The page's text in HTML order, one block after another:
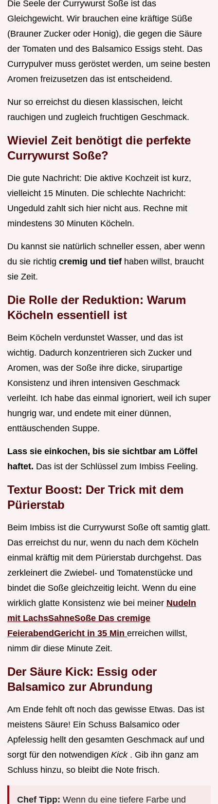
Die Seele der Currywurst Soße ist das
Gleichgewicht. Wir brauchen eine kräftige Süße
(Brauner Zucker oder Honig), die gegen die Säure
der Tomaten und des Balsamico Essigs steht. Das
Currypulver muss geröstet werden, um seine besten
Aromen freizusetzen das ist entscheidend.
Nur so erreichst du diesen klassischen, leicht
rauchigen und zugleich fruchtigen Geschmack.
Wieviel Zeit benötigt die perfekte
Currywurst Soße?
Die gute Nachricht: Die aktive Kochzeit ist kurz,
vielleicht 15 Minuten. Die schlechte Nachricht:
Ungeduld zahlt sich hier nicht aus. Rechne mit
mindestens 30 Minuten Köcheln.
Du kannst sie natürlich schneller essen, aber wenn
du sie richtig cremig und tief haben willst, braucht
sie Zeit.
Die Rolle der Reduktion: Warum
Köcheln essentiell ist
Beim Köcheln verdunstet Wasser, und das ist
wichtig. Dadurch konzentrieren sich Zucker und
Aromen, was der Soße ihre dicke, sirupartige
Konsistenz und ihren intensiven Geschmack
verleiht. Ich habe das einmal ignoriert, weil ich super
hungrig war, und endete mit einer dünnen,
enttäuschenden Suppe.
Lass sie einkochen, bis sie sichtbar am Löffel
haftet. Das ist der Schlüssel zum Imbiss Feeling.
Textur Boost: Der Trick mit dem
Pürierstab
Beim Imbiss ist die Currywurst Soße oft samtig glatt.
Das erreichst du nur, wenn du nach dem Köcheln
einmal kräftig mit dem Pürierstab durchgehst. Das
zerkleinert die Zwiebel- und Tomatenstücke und
bindet die Soße gleichzeitig leicht. Wenn du eine
wirklich glatte Konsistenz wie bei meiner Nudeln
mit LachsSahneSoße Das cremige
FeierabendGericht in 35 Min erreichen willst,
nimm dir diese Minute Zeit.
Der Säure Kick: Essig oder
Balsamico zur Abrundung
Am Ende fehlt oft noch das gewisse Etwas. Das ist
meistens Säure! Ein Schuss Balsamico oder
Apfelessig hellt den gesamten Geschmack auf und
sorgt für den notwendigen Kick . Gib ihn ganz am
Schluss hinzu, so bleibt die Note frisch.
Chef Tipp: Wenn du eine tiefere Farbe und